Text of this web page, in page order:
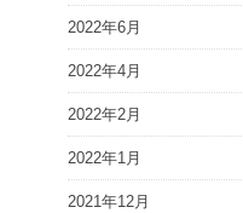
2022年6月
2022年4月
2022年2月
2022年1月
2021年12月